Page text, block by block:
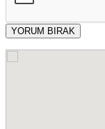
YORUM BIRAK